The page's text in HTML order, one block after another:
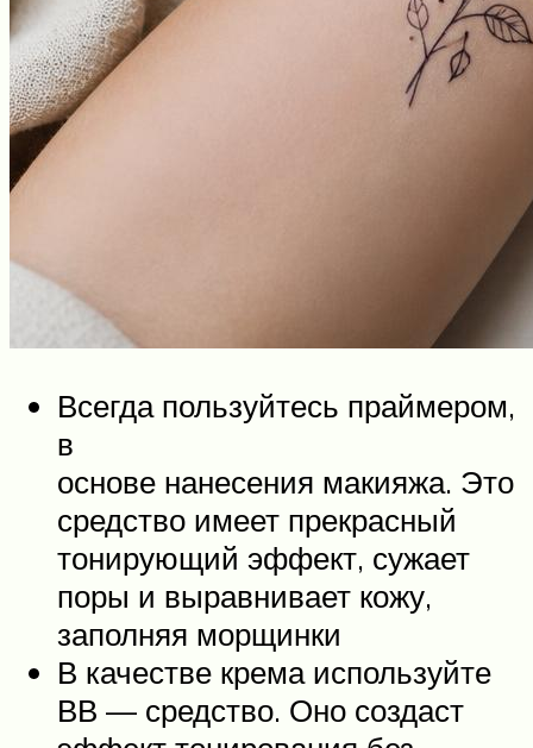
Всегда пользуйтесь праймером,
в
основе нанесения макияжа. Это
средство имеет прекрасный
тонирующий эффект, сужает
поры и выравнивает кожу,
заполняя морщинки
В качестве крема используйте
ВВ — средство. Оно создаст